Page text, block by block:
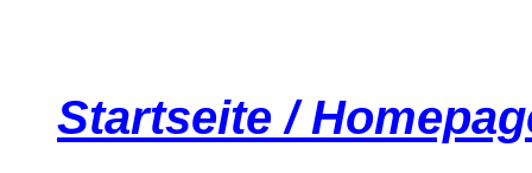
Startseite /